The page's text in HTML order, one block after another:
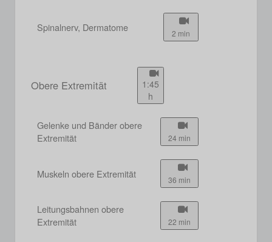
Spinalnerv, Dermatome 2 min
Obere Extremität
1:45
h
Gelenke und Bänder obere
Extremität
24 min
Muskeln obere Extremität 36 min
Leitungsbahnen obere
Extremität
22 min